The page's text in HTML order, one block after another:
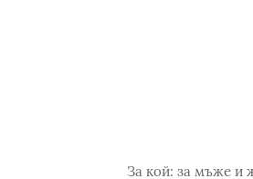
За кой: за мъже и